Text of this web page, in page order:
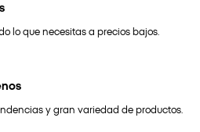
lo que necesitas a precios bajos.
y gran variedad de productos.